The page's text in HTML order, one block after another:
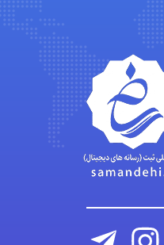
hosein abdolvand
Kati